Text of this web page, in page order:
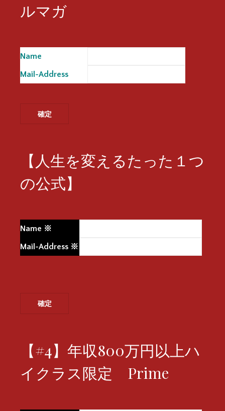
ルマガ
Name
Mail-Address
【人生を変えるたった１つ
の公式】
Name ※
Mail-Address ※
【#4】年収800万円以上ハ
イクラス限定 Prime